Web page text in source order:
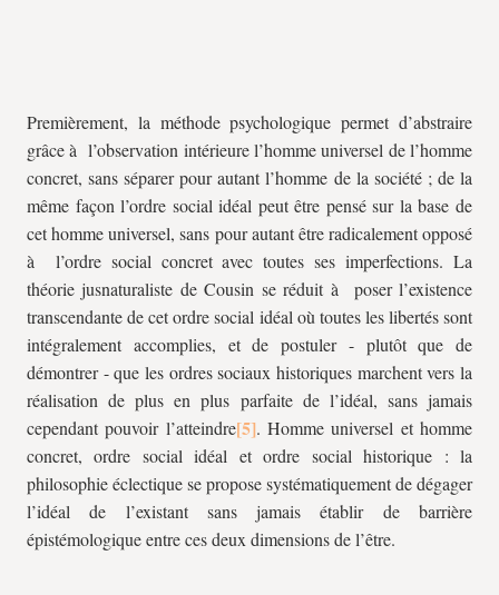
Premièrement, la méthode psychologique permet d’abstraire
grâce à l’observation intérieure l’homme universel de l’homme
concret, sans séparer pour autant l’homme de la société ; de la
même façon l’ordre social idéal peut être pensé sur la base de
cet homme universel, sans pour autant être radicalement opposé
à l’ordre social concret avec toutes ses imperfections. La
théorie jusnaturaliste de Cousin se réduit à poser l’existence
transcendante de cet ordre social idéal où toutes les libertés sont
intégralement accomplies, et de postuler - plutôt que de
démontrer - que les ordres sociaux historiques marchent vers la
réalisation de plus en plus parfaite de l’idéal, sans jamais
cependant pouvoir l’atteindre
. Homme universel et homme
concret, ordre social idéal et ordre social historique : la
philosophie éclectique se propose systématiquement de dégager
l’idéal de l’existant sans jamais établir de barrière
épistémologique entre ces deux dimensions de l’être.